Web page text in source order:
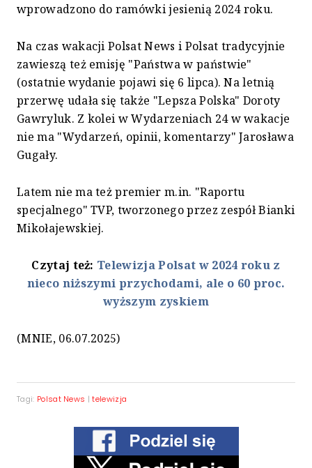
wprowadzono do ramówki jesienią 2024 roku.
Na czas wakacji Polsat News i Polsat tradycyjnie
zawieszą też emisję "Państwa w państwie"
(ostatnie wydanie pojawi się 6 lipca). Na letnią
przerwę udała się także "Lepsza Polska" Doroty
Gawryluk. Z kolei w Wydarzeniach 24 w wakacje
nie ma "Wydarzeń, opinii, komentarzy" Jarosława
Gugały.
Latem nie ma też premier m.in. "Raportu
specjalnego" TVP, tworzonego przez zespół Bianki
Mikołajewskiej.
Czytaj też: Telewizja Polsat w 2024 roku z
nieco niższymi przychodami, ale o 60 proc.
wyższym zyskiem
(MNIE, 06.07.2025)
Tagi: Polsat News |telewizja